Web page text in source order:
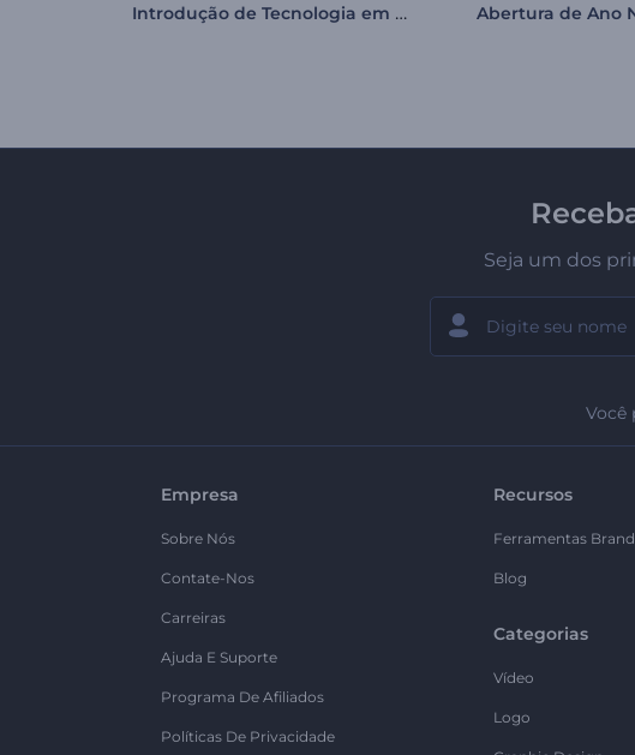
Introdução de Tecnologia em Criptomoedas Abertura de Ano
Seja um dos
Você
Empresa
Sobre Nós
Contate-Nos
Carreiras
Ajuda E Suporte
Programa De Afiliados
Políticas De Privacidade
Recursos
Ferramentas
Blog
Categorias
Vídeo
Logo